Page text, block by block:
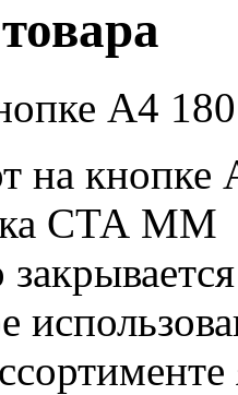
А4
на
СТА ММ